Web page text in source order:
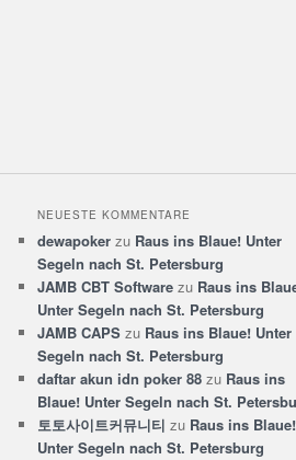
NEUESTE KOMMENTARE
dewapokerzu Raus ins Blaue! Unter
Segeln nach St. Petersburg
JAMB CBT Softwarezu Raus ins
Unter Segeln nach St. Petersburg
JAMB CAPSzu Raus ins Blaue! Unter
Segeln nach St. Petersburg
daftar akun idn poker 88zu Raus ins
Blaue! Unter Segeln nach St.
토토사이트커뮤니티 zu Raus ins Blaue!
Unter Segeln nach St. Petersburg